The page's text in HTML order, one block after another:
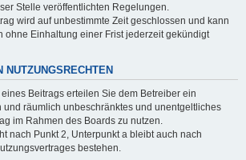
Stelle veröffentlichten Regelungen.
wird auf unbestimmte Zeit geschlossen und kann
ohne Einhaltung einer Frist jederzeit gekündigt
NUTZUNGSRECHTEN
Beitrags erteilen Sie dem Betreiber ein
und räumlich unbeschränktes und unentgeltliches
im Rahmen des Boards zu nutzen.
nach Punkt 2, Unterpunkt a bleibt auch nach
bestehen.